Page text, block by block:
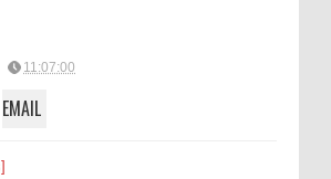
11:07:00
EMAIL